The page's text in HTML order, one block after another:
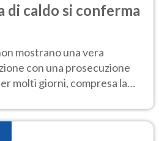
di caldo si conferma
mostrano una vera
con una prosecuzione
molti giorni, compresa la